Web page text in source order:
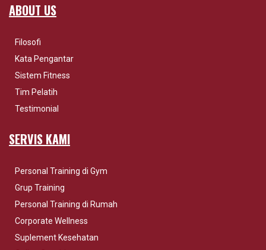
ABOUT US
Filosofi
Kata Pengantar
Sistem Fitness
Tim Pelatih
Testimonial
SERVIS KAMI
Personal Training di Gym
Grup Training
Personal Training di Rumah
Corporate Wellness
Suplement Kesehatan